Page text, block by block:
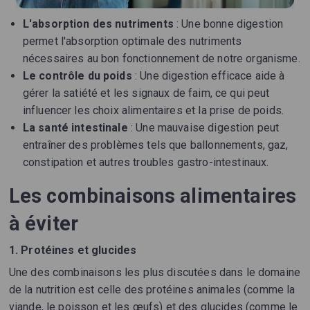
L'absorption des nutriments : Une bonne digestion
permet l'absorption optimale des nutriments
nécessaires au bon fonctionnement de notre organisme.
Le contrôle du poids : Une digestion efficace aide à
gérer la satiété et les signaux de faim, ce qui peut
influencer les choix alimentaires et la prise de poids.
La santé intestinale : Une mauvaise digestion peut
entraîner des problèmes tels que ballonnements, gaz,
constipation et autres troubles gastro-intestinaux.
Les combinaisons alimentaires
à éviter
1. Protéines et glucides
Une des combinaisons les plus discutées dans le domaine
de la nutrition est celle des protéines animales (comme la
viande, le poisson et les œufs) et des glucides (comme le